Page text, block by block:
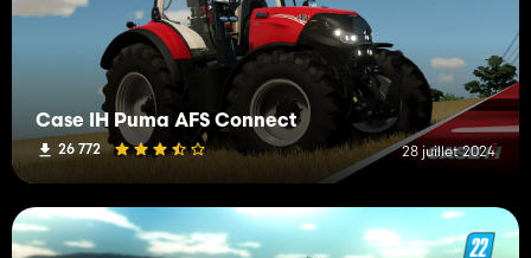
Case IH Puma AFS Connect
26 772 28 juillet 2024